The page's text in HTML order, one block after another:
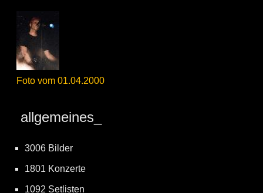
Foto vom 01.04.2000
allgemeines_
3006 Bilder
1801 Konzerte
1092 Setlisten